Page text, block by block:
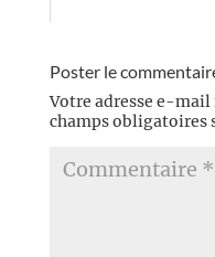
Poster le
Votre adresse e-mail
champs obligatoires